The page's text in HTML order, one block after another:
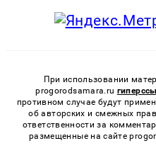
При использовании
progorodsamara.ru
противном случае будут
об авторских и смежных
ответственности за
размещенные на сайте